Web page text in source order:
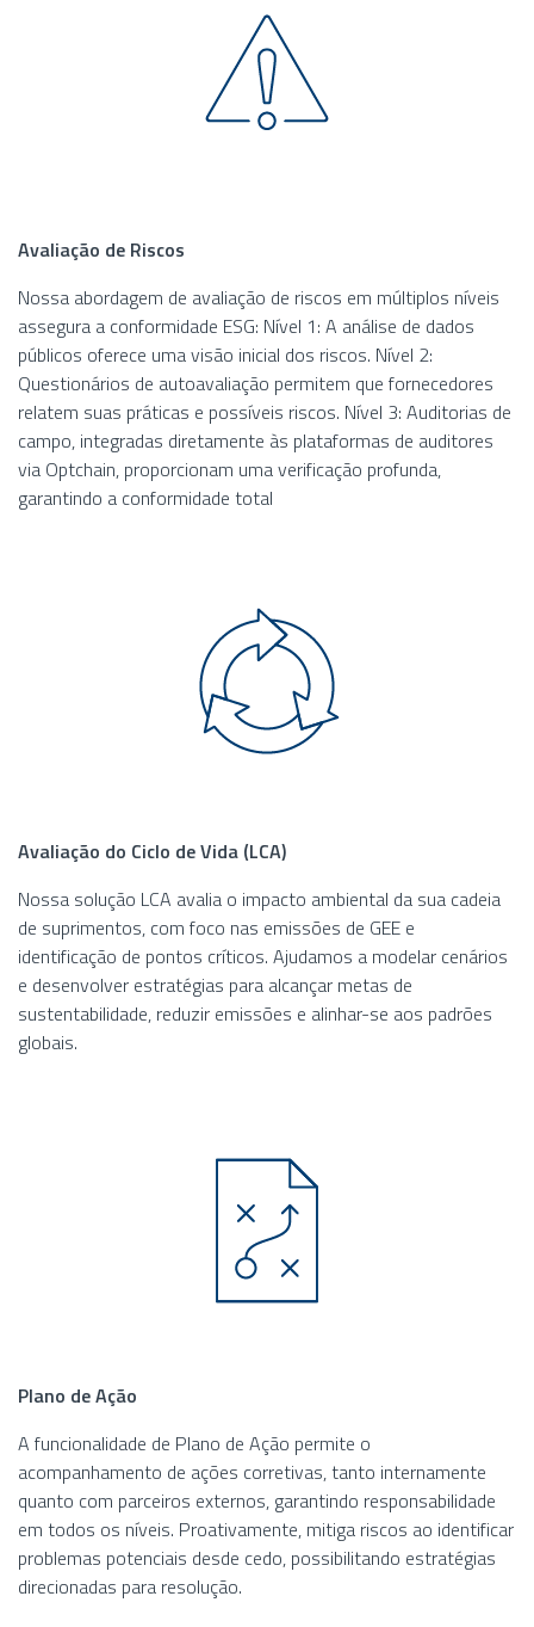
Avaliação de Riscos
Nossa abordagem de avaliação de riscos em múltiplos níveis
assegura a conformidade ESG: Nível 1: A análise de dados
públicos oferece uma visão inicial dos riscos. Nível 2:
Questionários de autoavaliação permitem que fornecedores
relatem suas práticas e possíveis riscos. Nível 3: Auditorias de
campo, integradas diretamente às plataformas de auditores
via Optchain, proporcionam uma verificação profunda,
garantindo a conformidade total
Avaliação do Ciclo de Vida (LCA)
Nossa solução LCA avalia o impacto ambiental da sua cadeia
de suprimentos, com foco nas emissões de GEE e
identificação de pontos críticos. Ajudamos a modelar cenários
e desenvolver estratégias para alcançar metas de
sustentabilidade, reduzir emissões e alinhar-se aos padrões
globais.
Plano de Ação
A funcionalidade de Plano de Ação permite o
acompanhamento de ações corretivas, tanto internamente
quanto com parceiros externos, garantindo responsabilidade
em todos os níveis. Proativamente, mitiga riscos ao identificar
problemas potenciais desde cedo, possibilitando estratégias
direcionadas para resolução.